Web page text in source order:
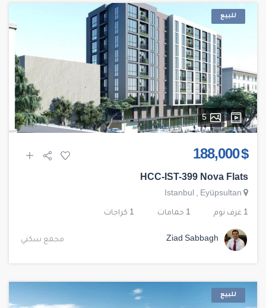
للبيع
5
$ 188,000
HCC-IST-399 Nova Flats
Istanbul , Eyüpsultan
1 غرف نوم 1 حمامات 1 كراجات
Ziad Sabbagh مجمع سكني
للبيع